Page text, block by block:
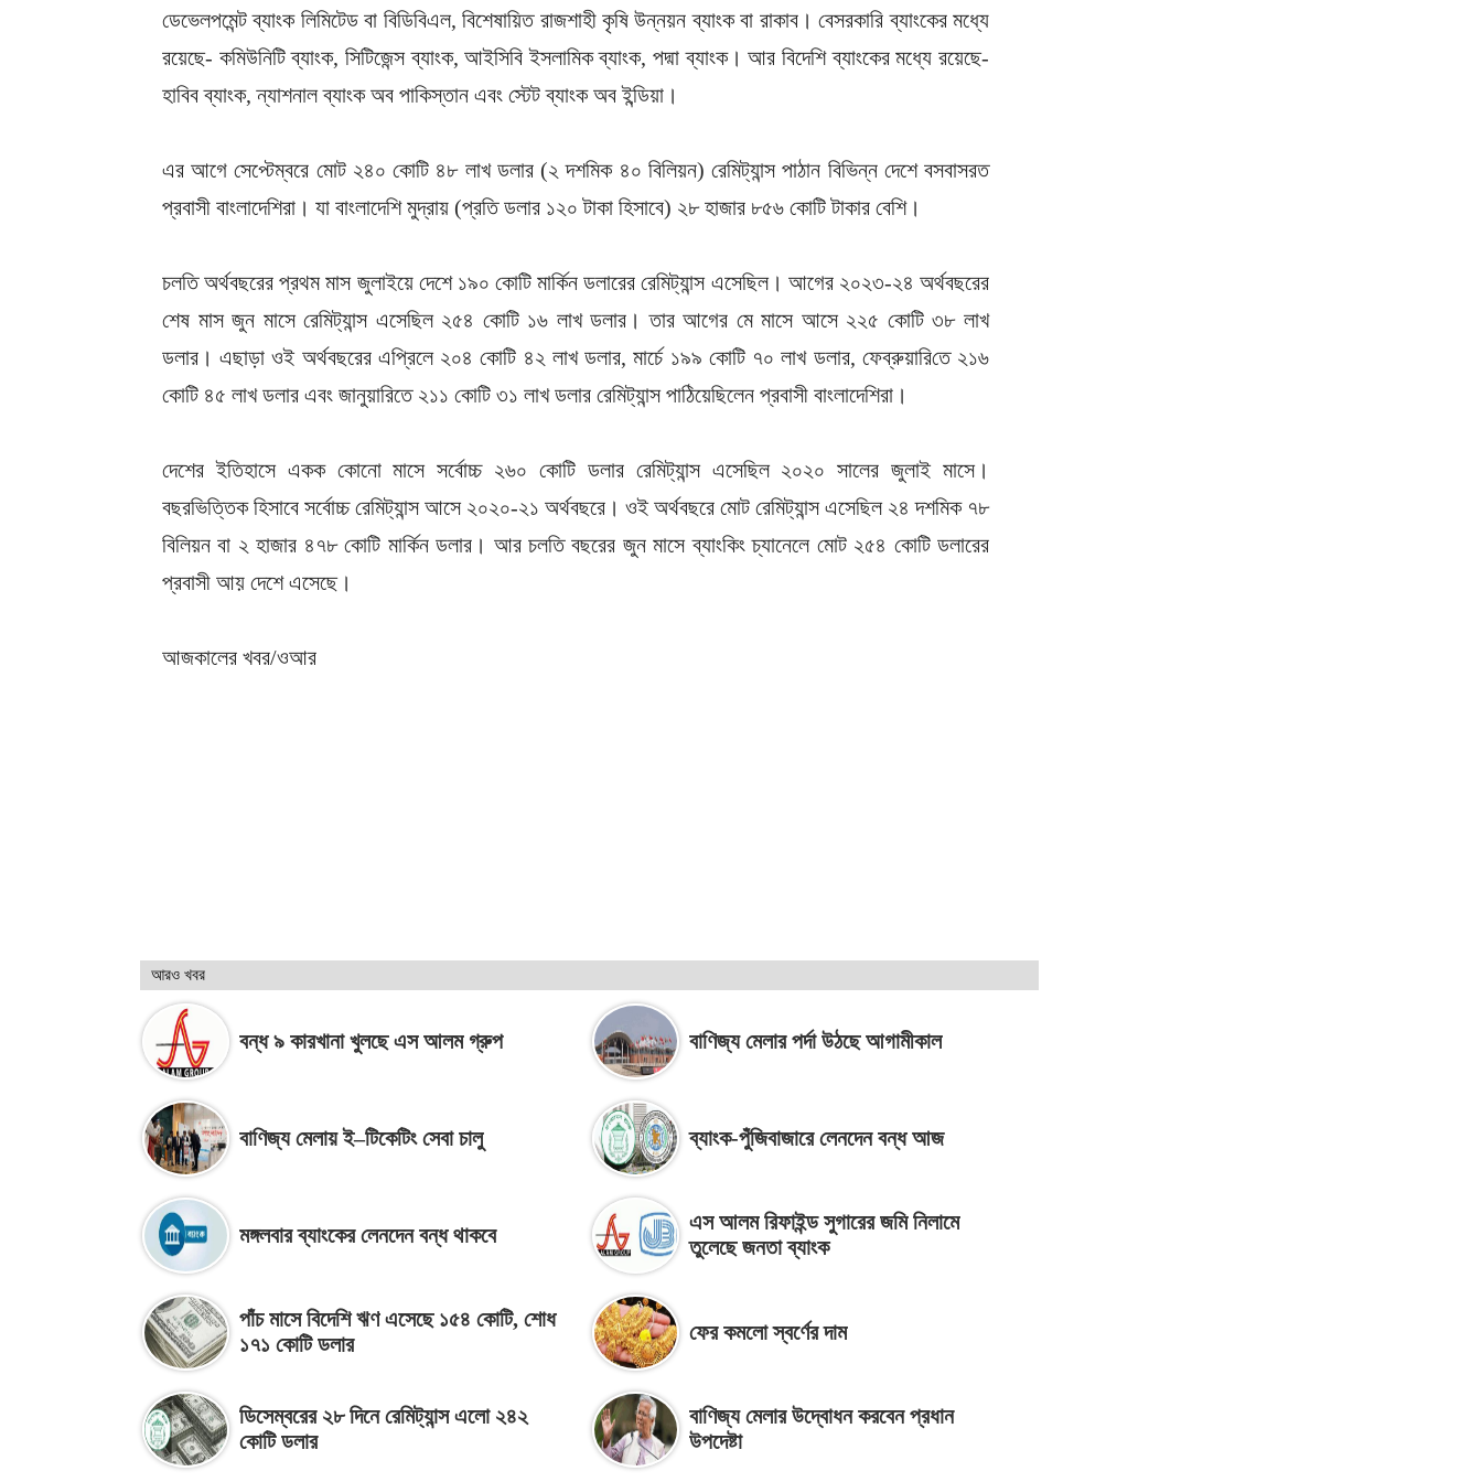
ডেভেলপমেন্ট ব্যাংক লিমিটেড বা বিডিবিএল, বিশেষায়িত রাজশাহী কৃষি উন্নয়ন ব্যাংক বা রাকাব। বেসরকারি ব্যাংকের মধ্যে
রয়েছে- কমিউনিটি ব্যাংক, সিটিজেন্স ব্যাংক, আইসিবি ইসলামিক ব্যাংক, পদ্মা ব্যাংক। আর বিদেশি ব্যাংকের মধ্যে রয়েছে-
হাবিব ব্যাংক, ন্যাশনাল ব্যাংক অব পাকিস্তান এবং স্টেট ব্যাংক অব ইন্ডিয়া।
এর আগে সেপ্টেম্বরে মোট ২৪০ কোটি ৪৮ লাখ ডলার (২ দশমিক ৪০ বিলিয়ন) রেমিট্যান্স পাঠান বিভিন্ন দেশে বসবাসরত
প্রবাসী বাংলাদেশিরা। যা বাংলাদেশি মুদ্রায় (প্রতি ডলার ১২০ টাকা হিসাবে) ২৮ হাজার ৮৫৬ কোটি টাকার বেশি।
চলতি অর্থবছরের প্রথম মাস জুলাইয়ে দেশে ১৯০ কোটি মার্কিন ডলারের রেমিট্যান্স এসেছিল। আগের ২০২৩-২৪ অর্থবছরের
শেষ মাস জুন মাসে রেমিট্যান্স এসেছিল ২৫৪ কোটি ১৬ লাখ ডলার। তার আগের মে মাসে আসে ২২৫ কোটি ৩৮ লাখ
ডলার। এছাড়া ওই অর্থবছরের এপ্রিলে ২০৪ কোটি ৪২ লাখ ডলার, মার্চে ১৯৯ কোটি ৭০ লাখ ডলার, ফেব্রুয়া‌রি‌তে ২১৬
কো‌টি ৪৫ লাখ ডলার এবং জানুয়ারিতে ২১১ কোটি ৩১ লাখ ডলার রেমিট্যান্স পাঠিয়েছিলেন প্রবাসী বাংলাদেশিরা।
দেশের ইতিহাসে একক কোনো মাসে সর্বোচ্চ ২৬০ কোটি ডলার রেমিট্যান্স এসেছিল ২০২০ সালের জুলাই মাসে।
বছরভিত্তিক হিসাবে সর্বোচ্চ রেমিট্যান্স আসে ২০২০-২১ অর্থবছরে। ওই অর্থবছরে মোট রেমিট্যান্স এসেছিল ২৪ দশমিক ৭৮
বিলিয়ন বা ২ হাজার ৪৭৮ কোটি মার্কিন ডলার। আর চলতি বছরের জুন মাসে ব্যাংকিং চ্যানেলে মোট ২৫৪ কোটি ডলারের
প্রবাসী আয় দেশে এসেছে।
আজকালের খবর/ওআর
আরও খবর
বন্ধ ৯ কারখানা খুলছে এস আলম গ্রুপ বাণিজ্য মেলার পর্দা উঠছে আগামীকাল
বাণিজ্য মেলায় ই–টিকেটিং সেবা চালু ব্যাংক-পুঁজিবাজারে লেনদেন বন্ধ আজ
মঙ্গলবার ব্যাংকের লেনদেন বন্ধ থাকবে
এস আলম রিফাইন্ড সুগারের জমি নিলামে
তুলেছে জনতা ব্যাংক
পাঁচ মাসে বিদেশি ঋণ এসেছে ১৫৪ কোটি, শোধ
১৭১ কোটি ডলার
ফের কমলো স্বর্ণের দাম
ডিসেম্বরের ২৮ দিনে রেমিট্যান্স এলো ২৪২
কোটি ডলার
বাণিজ্য মেলার উদ্বোধন করবেন প্রধান
উপদেষ্টা